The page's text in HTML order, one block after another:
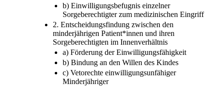
b) Einwilligungsbefugnis einzelner
Sorgeberechtigter zum medizinischen Eingriff
2. Entscheidungsfindung zwischen den
minderjährigen Patient*innen und ihren
Sorgeberechtigten im Innenverhältnis
a) Förderung der Einwilligungsfähigkeit
b) Bindung an den Willen des Kindes
c) Vetorechte einwilligungsunfähiger
Minderjähriger